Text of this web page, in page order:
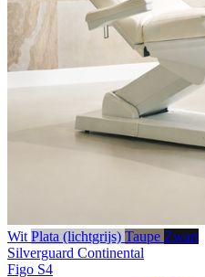
Wit Plata (lichtgrijs) Taupe Zwart
Silverguard Continental
Figo S4